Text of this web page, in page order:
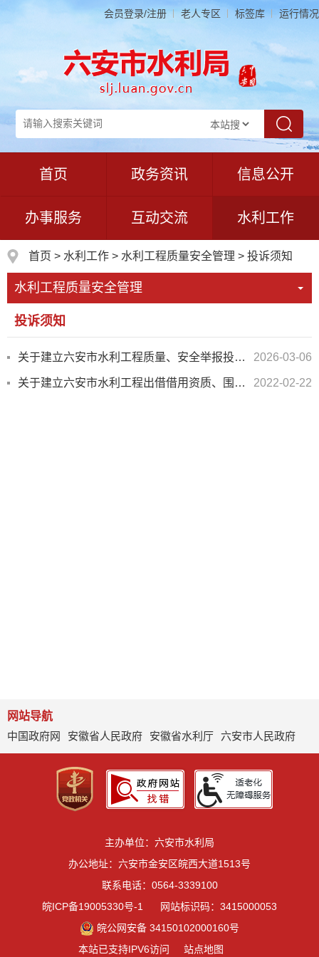
会员登录/注册 老人专区 标签库 运行情况
首页 政务资讯 信息公开
办事服务 互动交流 水利工作
首页 > 水利工作 > 水利工程质量安全管理 > 投诉须知
水利工程质量安全管理
投诉须知
关于建立六安市水利工程质量、安全举报投诉信息平台的公告 2026-03-06
关于建立六安市水利工程出借借用资质、围标串标、转包、违法分包等问题投诉举报信息平台的公告 2022-02-22
网站导航
中国政府网
安徽省人民政府 安徽省水利厅 六安市人民政府
主办单位：六安市水利局
办公地址：六安市金安区皖西大道1513号
联系电话：0564-3339100
皖ICP备19005330号-1
网站标识码：3415000053
皖公网安备 34150102000160号
本站已支持IPV6访问
站点地图